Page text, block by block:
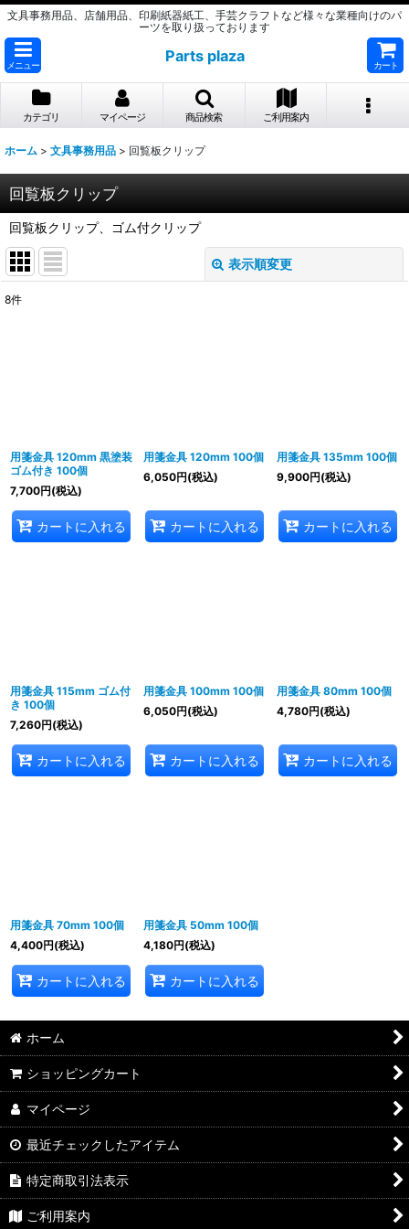
文具事務用品、店舗用品、印刷紙器紙工、手芸クラフトなど様々な業種向けのパ
ーツを取り扱っております
メニュー
Parts plaza
カート
カテゴリ マイページ 商品検索 ご利用案内
ホーム > 文具事務用品 > 回覧板クリップ
回覧板クリップ
回覧板クリップ、ゴム付クリップ
表示順変更
8件
用箋金具 120mm 黒塗装
ゴム付き 100個
7,700円(税込)
カートに入れる
用箋金具 120mm 100個
6,050円(税込)
カートに入れる
用箋金具 135mm 100個
9,900円(税込)
カートに入れる
用箋金具 115mm ゴム付
き 100個
7,260円(税込)
カートに入れる
用箋金具 100mm 100個
6,050円(税込)
カートに入れる
用箋金具 80mm 100個
4,780円(税込)
カートに入れる
用箋金具 70mm 100個
4,400円(税込)
カートに入れる
用箋金具 50mm 100個
4,180円(税込)
カートに入れる
ホーム
ショッピングカート
マイページ
最近チェックしたアイテム
特定商取引法表示
ご利用案内